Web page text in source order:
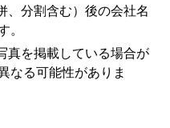
分割含む）後の会社名
真を掲載している場合が
なる可能性がありま